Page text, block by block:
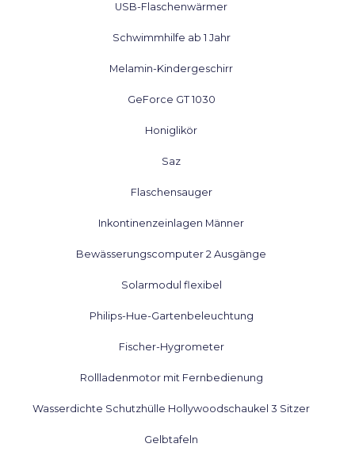
USB-Flaschenwärmer
Schwimmhilfe ab 1 Jahr
Melamin-Kindergeschirr
GeForce GT 1030
Honiglikör
Saz
Flaschensauger
Inkontinenzeinlagen Männer
Bewässerungscomputer 2 Ausgänge
Solarmodul flexibel
Philips-Hue-Gartenbeleuchtung
Fischer-Hygrometer
Rollladenmotor mit Fernbedienung
Wasserdichte Schutzhülle Hollywoodschaukel 3 Sitzer
Gelbtafeln